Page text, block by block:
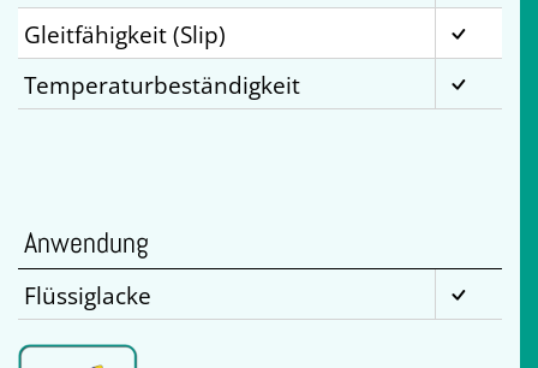
Gleitfähigkeit (Slip)
Temperaturbeständigkeit
Anwendung
Flüssiglacke